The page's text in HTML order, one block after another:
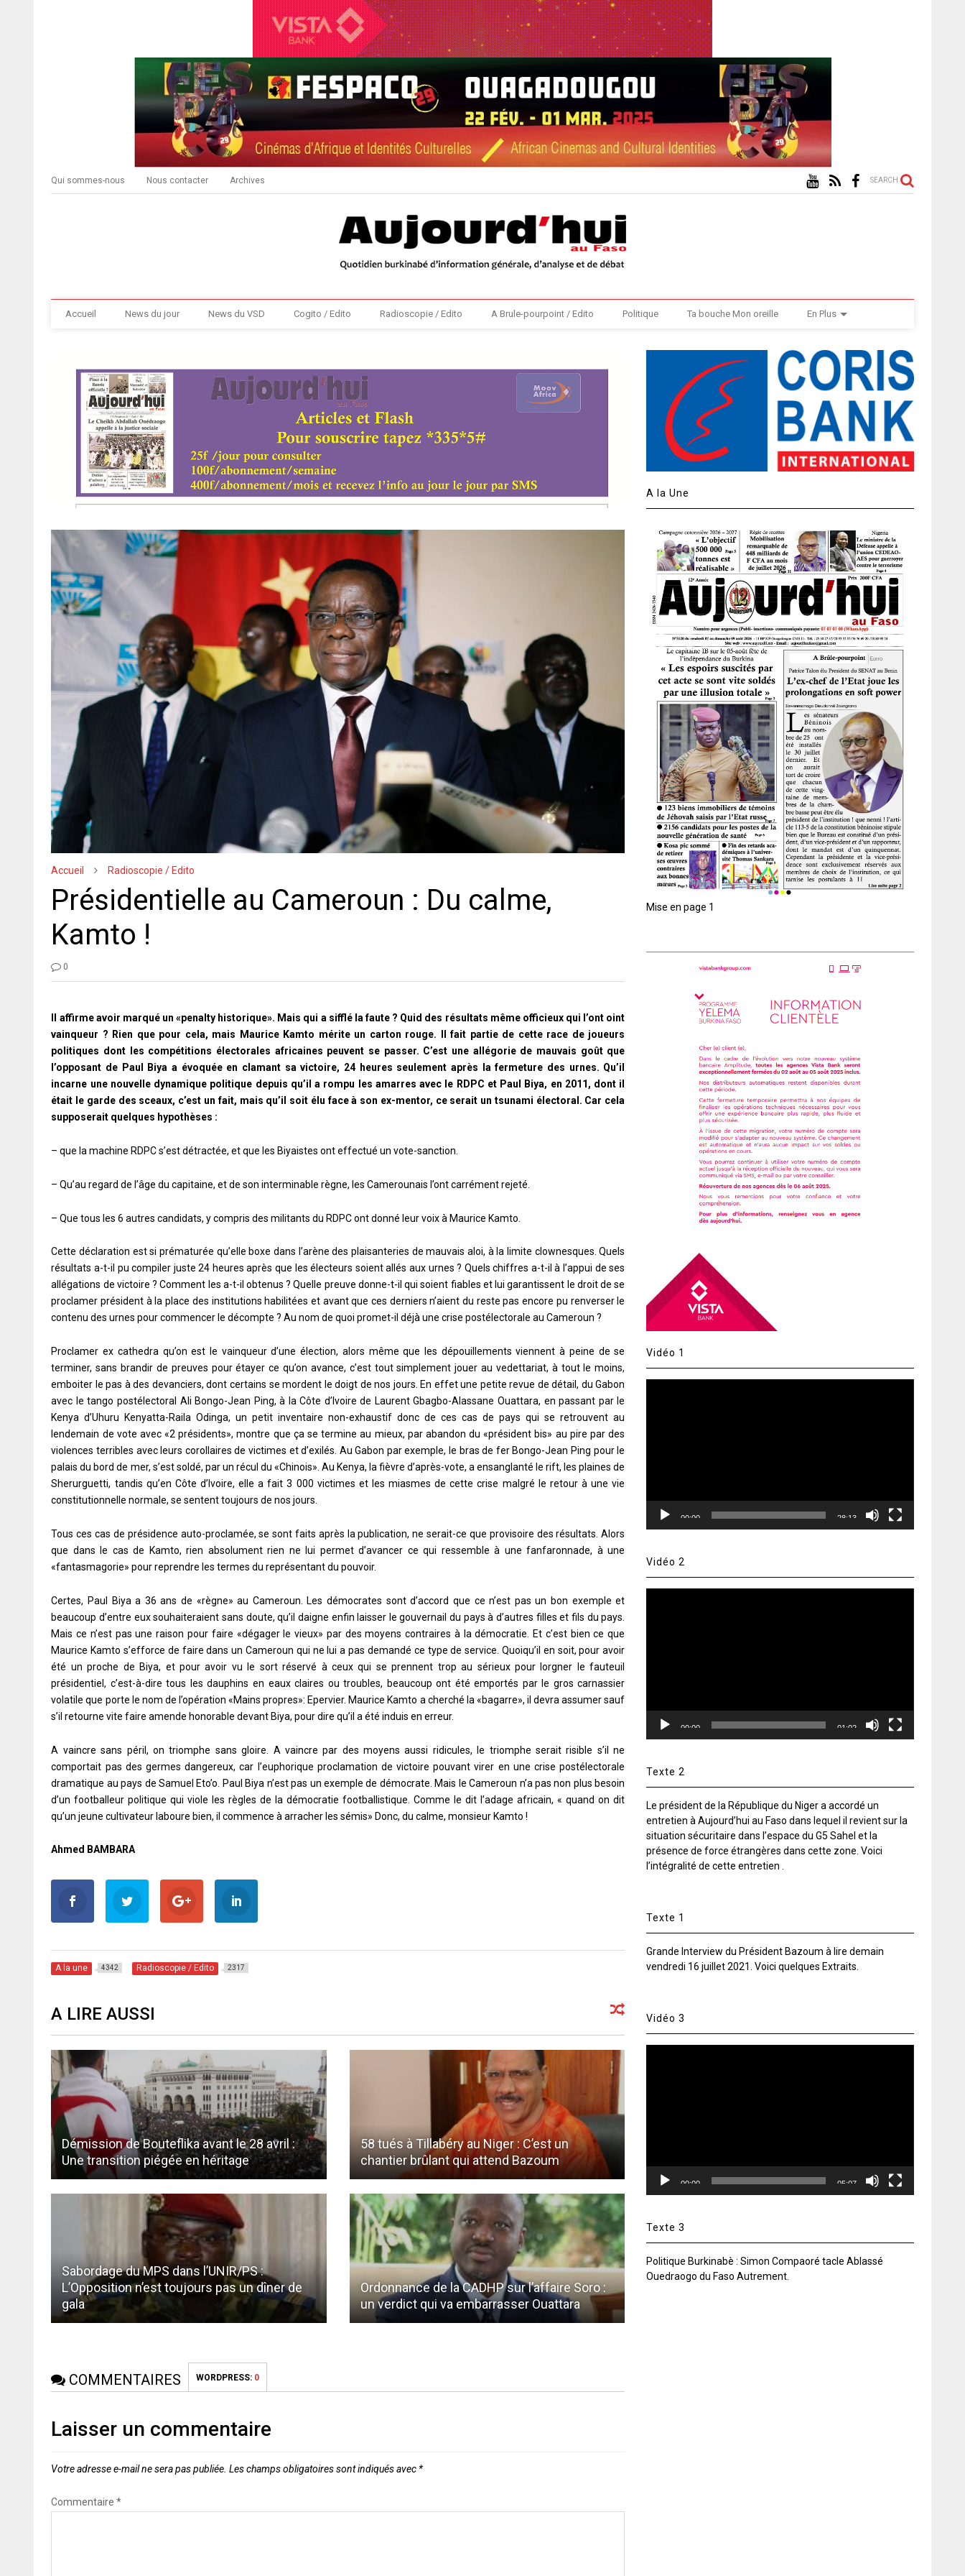
Qui sommes-nous Nous contacter Archives SEARCH
Accueil News du jour News du VSD Cogito / Edito Radioscopie / Edito A Brule-pourpoint / Edito Politique Ta bouche Mon oreille En Plus
Accueil Radioscopie / Edito
Présidentielle au Cameroun : Du calme,
Kamto !
0
Il affirme avoir marqué un «penalty historique». Mais qui a sifflé la faute ? Quid des résultats même officieux qui l’ont oint
vainqueur ? Rien que pour cela, mais Maurice Kamto mérite un carton rouge. Il fait partie de cette race de joueurs
politiques dont les compétitions électorales africaines peuvent se passer. C’est une allégorie de mauvais goût que
l’opposant de Paul Biya a évoquée en clamant sa victoire, 24 heures seulement après la fermeture des urnes. Qu’il
incarne une nouvelle dynamique politique depuis qu’il a rompu les amarres avec le RDPC et Paul Biya, en 2011, dont il
était le garde des sceaux, c’est un fait, mais qu’il soit élu face à son ex-mentor, ce serait un tsunami électoral. Car cela
supposerait quelques hypothèses :
– que la machine RDPC s’est détractée, et que les Biyaistes ont effectué un vote-sanction.
– Qu’au regard de l’âge du capitaine, et de son interminable règne, les Camerounais l’ont carrément rejeté.
– Que tous les 6 autres candidats, y compris des militants du RDPC ont donné leur voix à Maurice Kamto.
Cette déclaration est si prématurée qu’elle boxe dans l’arène des plaisanteries de mauvais aloi, à la limite clownesques. Quels
résultats a-t-il pu compiler juste 24 heures après que les électeurs soient allés aux urnes ? Quels chiffres a-t-il à l’appui de ses
allégations de victoire ? Comment les a-t-il obtenus ? Quelle preuve donne-t-il qui soient fiables et lui garantissent le droit de se
proclamer président à la place des institutions habilitées et avant que ces derniers n’aient du reste pas encore pu renverser le
contenu des urnes pour commencer le décompte ? Au nom de quoi promet-il déjà une crise postélectorale au Cameroun ?
Proclamer ex cathedra qu’on est le vainqueur d’une élection, alors même que les dépouillements viennent à peine de se
terminer, sans brandir de preuves pour étayer ce qu’on avance, c’est tout simplement jouer au vedettariat, à tout le moins,
emboiter le pas à des devanciers, dont certains se mordent le doigt de nos jours. En effet une petite revue de détail, du Gabon
avec le tango postélectoral Ali Bongo-Jean Ping, à la Côte d’Ivoire de Laurent Gbagbo-Alassane Ouattara, en passant par le
Kenya d’Uhuru Kenyatta-Raila Odinga, un petit inventaire non-exhaustif donc de ces cas de pays qui se retrouvent au
lendemain de vote avec «2 présidents», montre que ça se termine au mieux, par abandon du «président bis» au pire par des
violences terribles avec leurs corollaires de victimes et d’exilés. Au Gabon par exemple, le bras de fer Bongo-Jean Ping pour le
palais du bord de mer, s’est soldé, par un récul du «Chinois». Au Kenya, la fièvre d’après-vote, a ensanglanté le rift, les plaines de
Sherurguetti, tandis qu’en Côte d’Ivoire, elle a fait 3 000 victimes et les miasmes de cette crise malgré le retour à une vie
constitutionnelle normale, se sentent toujours de nos jours.
Tous ces cas de présidence auto-proclamée, se sont faits après la publication, ne serait-ce que provisoire des résultats. Alors
que dans le cas de Kamto, rien absolument rien ne lui permet d’avancer ce qui ressemble à une fanfaronnade, à une
«fantasmagorie» pour reprendre les termes du représentant du pouvoir.
Certes, Paul Biya a 36 ans de «règne» au Cameroun. Les démocrates sont d’accord que ce n’est pas un bon exemple et
beaucoup d’entre eux souhaiteraient sans doute, qu’il daigne enfin laisser le gouvernail du pays à d’autres filles et fils du pays.
Mais ce n’est pas une raison pour faire «dégager le vieux» par des moyens contraires à la démocratie. Et c’est bien ce que
Maurice Kamto s’efforce de faire dans un Cameroun qui ne lui a pas demandé ce type de service. Quoiqu’il en soit, pour avoir
été un proche de Biya, et pour avoir vu le sort réservé à ceux qui se prennent trop au sérieux pour lorgner le fauteuil
présidentiel, c’est-à-dire tous les dauphins en eaux claires ou troubles, beaucoup ont été emportés par le gros carnassier
volatile que porte le nom de l’opération «Mains propres»: Epervier. Maurice Kamto a cherché la «bagarre», il devra assumer sauf
s’il retourne vite faire amende honorable devant Biya, pour dire qu’il a été induis en erreur.
A vaincre sans péril, on triomphe sans gloire. A vaincre par des moyens aussi ridicules, le triomphe serait risible s’il ne
comportait pas des germes dangereux, car l’euphorique proclamation de victoire pouvant virer en une crise postélectorale
dramatique au pays de Samuel Eto’o. Paul Biya n’est pas un exemple de démocrate. Mais le Cameroun n’a pas non plus besoin
d’un footballeur politique qui viole les règles de la démocratie footballistique. Comme le dit l’adage africain, « quand on dit
qu’un jeune cultivateur laboure bien, il commence à arracher les sémis» Donc, du calme, monsieur Kamto !
Ahmed BAMBARA
A la une 4342 Radioscopie / Edito 2317
A LIRE AUSSI
Démission de Bouteflika avant le 28 avril :
Une transition piégée en héritage
58 tués à Tillabéry au Niger : C’est un
chantier brûlant qui attend Bazoum
Sabordage du MPS dans l’UNIR/PS :
L’Opposition n’est toujours pas un dîner de
gala
Ordonnance de la CADHP sur l’affaire Soro :
un verdict qui va embarrasser Ouattara
COMMENTAIRES WORDPRESS: 0
Laisser un commentaire
Votre adresse e-mail ne sera pas publiée. Les champs obligatoires sont indiqués avec *
Commentaire*
A la Une
Mise en page 1
Vidéo 1
00:00 28:13
Vidéo 2
00:00 01:02
Texte 2
Le président de la République du Niger a accordé un
entretien à Aujourd’hui au Faso dans lequel il revient sur la
situation sécuritaire dans l’espace du G5 Sahel et la
présence de force étrangères dans cette zone. Voici
l’intégralité de cette entretien .
Texte 1
Grande Interview du Président Bazoum à lire demain
vendredi 16 juillet 2021. Voici quelques Extraits.
Vidéo 3
00:00 05:07
Texte 3
Politique Burkinabè : Simon Compaoré tacle Ablassé
Ouedraogo du Faso Autrement.